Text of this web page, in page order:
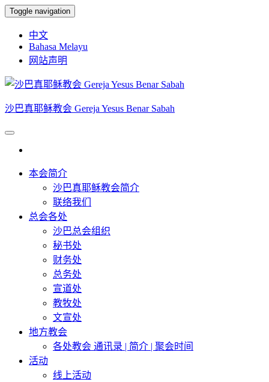
Skip
to
content
Toggle navigation
中文
Bahasa Melayu
网站声明
沙巴真耶稣教会 Gereja Yesus Benar Sabah
本会简介
沙巴真耶稣教会简介
联络我们
总会各处
沙巴总会组织
秘书处
财务处
总务处
宣道处
教牧处
文宣处
地方教会
各处教会 通讯录 | 简介 | 聚会时间
活动
线上活动